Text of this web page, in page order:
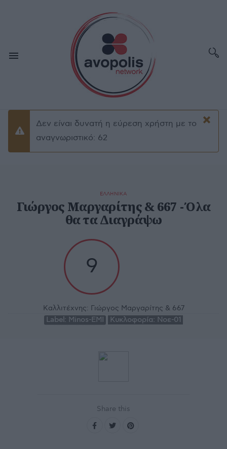
×
Προειδοποίσηση
Δεν είναι δυνατή η εύρεση χρήστη με το
αναγνωριστικό: 62
ΕΛΛΗΝΙΚΑ
Γιώργος Μαργαρίτης & 667 - Όλα
θα τα Διαγράψω
9
Καλλιτέχνης: Γιώργος Μαργαρίτης & 667
Label: Minos-EMI Κυκλοφορία: Νοε-01
Share this